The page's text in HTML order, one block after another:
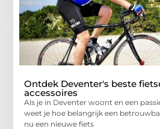
Ontdek Deventer's beste
accessoires
Als je in Deventer woont en een
weet je hoe belangrijk een
nu een nieuwe fiets